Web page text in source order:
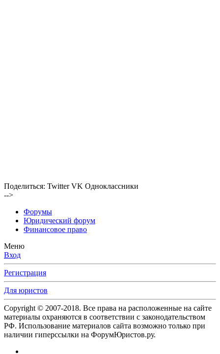
Поделиться: Twitter VK Одноклассники
-->
Форумы
Юридический форум
Финансовое право
Меню
Вход
Регистрация
Для юристов
Copyright © 2007-2018. Все права на расположенные на сайте
материалы охраняются в соответствии с законодательством
РФ. Использование материалов сайта возможно только при
наличии гиперссылки на ФорумЮристов.ру.